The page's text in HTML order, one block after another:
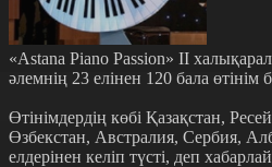
«Astana Piano Passion» II
әлемнің 23 елінен 120 бала өтінім
Өтінімдердің көбі Қазақстан,
Өзбекстан, Австралия, Сербия,
елдерінен келіп түсті, деп